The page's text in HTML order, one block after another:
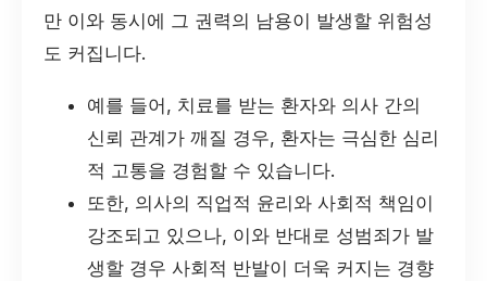
만 이와 동시에 그 권력의 남용이 발생할 위험성
도 커집니다.
예를 들어, 치료를 받는 환자와 의사 간의
신뢰 관계가 깨질 경우, 환자는 극심한 심리
적 고통을 경험할 수 있습니다.
또한, 의사의 직업적 윤리와 사회적 책임이
강조되고 있으나, 이와 반대로 성범죄가 발
생할 경우 사회적 반발이 더욱 커지는 경향